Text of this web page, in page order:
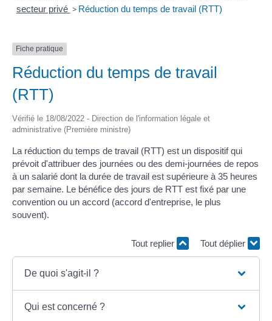
secteur privé > Réduction du temps de travail (RTT)
Fiche pratique
Réduction du temps de travail
(RTT)
Vérifié le 18/08/2022 - Direction de l'information légale et
administrative (Première ministre)
La réduction du temps de travail (RTT) est un dispositif qui
prévoit d'attribuer des journées ou des demi-journées de repos
à un salarié dont la durée de travail est supérieure à 35 heures
par semaine. Le bénéfice des jours de RTT est fixé par une
convention ou un accord (accord d'entreprise, le plus
souvent).
Tout replier Tout déplier
De quoi s'agit-il ?
Qui est concerné ?